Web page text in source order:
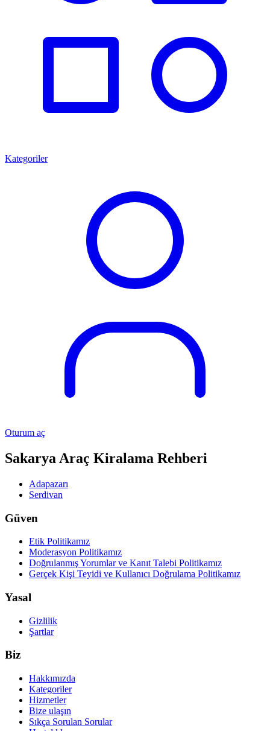
Kategoriler
Oturum aç
Sakarya Araç Kiralama Rehberi
Adapazarı
Serdivan
Güven
Etik Politikamız
Moderasyon Politikamız
Doğrulanmış Yorumlar ve Kanıt Talebi Politikamız
Gerçek Kişi Teyidi ve Kullanıcı Doğrulama Politikamız
Yasal
Gizlilik
Şartlar
Biz
Hakkımızda
Kategoriler
Hizmetler
Bize ulaşın
Sıkça Sorulan Sorular